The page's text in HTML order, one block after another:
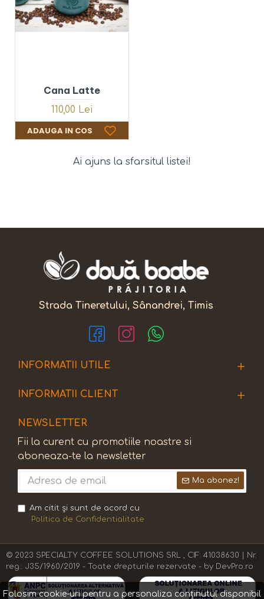
Cana Latte
110,00 Lei
ADAUGA IN COS
Ai ajuns la sfarsitul listei!
Strada Tineretului, Sânandrei, Timis
INFORMATII UTILE
INFORMATII CLIENT
NEWSLETTER
Fii la curent cu promotiile noastre si
aboneaza-te la newsletter
Ma abonez!
Am citit şi sunt de acord cu
Politica de Confidentialitate
© 2023 SPECIALTY COFFEE SOLUTIONS SRL , CIF: 41038630 | Nr.
reg.: J35/1960/2019 - Toate drepturile rezervate - by DevPro.ro
Folosim cookie-uri pentru a personaliza conținutul disponibil